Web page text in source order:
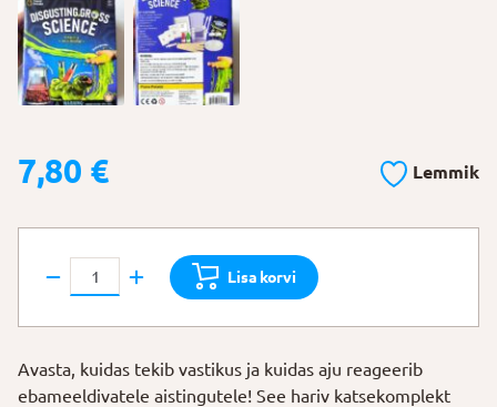
7,80 € Lemmik
Ebamugavad
ja
vastikud
kogus
Lisa korvi
Avasta, kuidas tekib vastikus ja kuidas aju reageerib
ebameeldivatele aistingutele! See hariv katsekomplekt